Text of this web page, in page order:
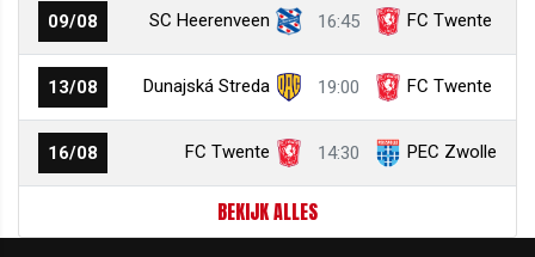
09/08 SC Heerenveen 16:45 FC Twente
13/08 Dunajská Streda 19:00 FC Twente
16/08 FC Twente 14:30 PEC Zwolle
BEKIJK ALLES